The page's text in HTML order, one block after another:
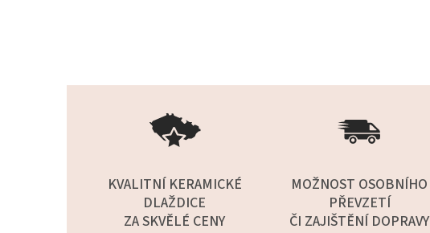
KVALITNÍ KERAMICKÉ
DLAŽDICE
ZA SKVĚLÉ CENY
MOŽNOST OSOBNÍHO
PŘEVZETÍ
ČI ZAJIŠTĚNÍ DOPRAVY